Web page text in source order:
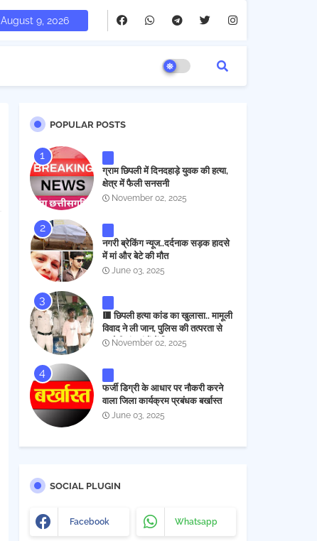
August 9, 2026
POPULAR POSTS
ग्राम छिपली में दिनदहाड़े युवक की हत्या,
क्षेत्र में फैली सनसनी
November 02, 2025
नगरी ब्रेकिंग न्यूज..दर्दनाक सड़क हादसे
में मां और बेटे की मौत
June 03, 2025
🟥 छिपली हत्या कांड का खुलासा.. मामूली
विवाद ने ली जान, पुलिस की तत्परता से
आरोपी चंद घंटों में गिरफ्तार
November 02, 2025
फर्जी डिग्री के आधार पर नौकरी करने
वाला जिला कार्यक्रम प्रबंधक बर्खास्त
June 03, 2025
SOCIAL PLUGIN
Facebook Whatsapp